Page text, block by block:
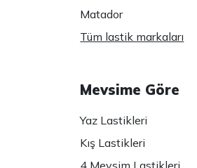
Matador
Tüm lastik markaları
Mevsime Göre
Yaz Lastikleri
Kış Lastikleri